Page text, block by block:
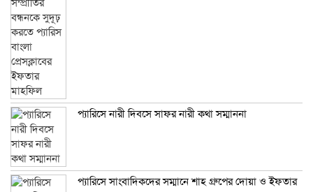
প্যারিসে নারী দিবসে সাফর নারী কথা সম্মাননা
প্যারিসে সাংবাদিকদের সম্মানে শাহ গ্রুপের দোয়া ও ইফতার